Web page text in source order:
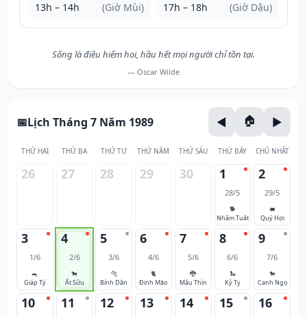
13h – 14h (Giờ Mùi) 17h – 18h (Giờ Dậu)
Sống là điều hiếm hoi, hầu hết mọi người chỉ tồn tại.
— Oscar Wilde
Lịch Tháng 7 Năm 1989
THỨ HAI THỨ BA THỨ TƯ THỨ NĂM THỨ SÁU THỨ BẢY CHỦ NHẬT
26 27 28 29 30 1
28/5
🐕
Nhâm Tuất
2
29/5
🐖
Quý Hợi
3
1/6
🐀
Giáp Tý
4
2/6
🐂
Ất Sửu
5
3/6
🐅
Bính Dần
6
4/6
🐈
Đinh Mão
7
5/6
🐉
Mậu Thìn
8
6/6
🐍
Kỷ Tỵ
9
7/6
🐎
Canh Ngọ
10 11 12 13 14 15 16